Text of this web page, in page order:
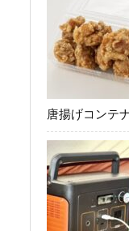
唐揚げコンテ